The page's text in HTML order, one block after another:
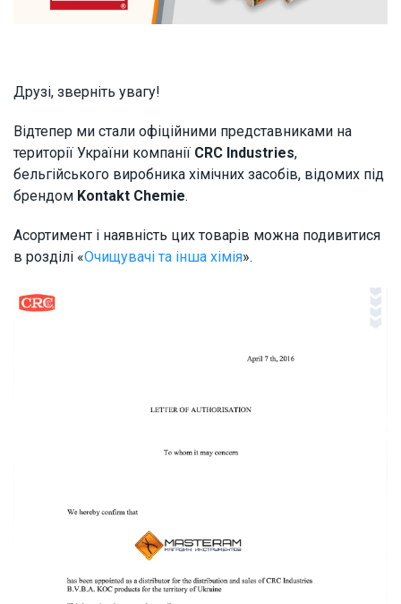
Друзі, зверніть увагу!
Відтепер ми стали офіційними представниками на
території України компанії CRC Industries,
бельгійського виробника хімічних засобів, відомих під
брендом Kontakt Chemie.
Асортимент і наявність цих товарів можна подивитися
в розділі «Очищувачі та інша хімія».